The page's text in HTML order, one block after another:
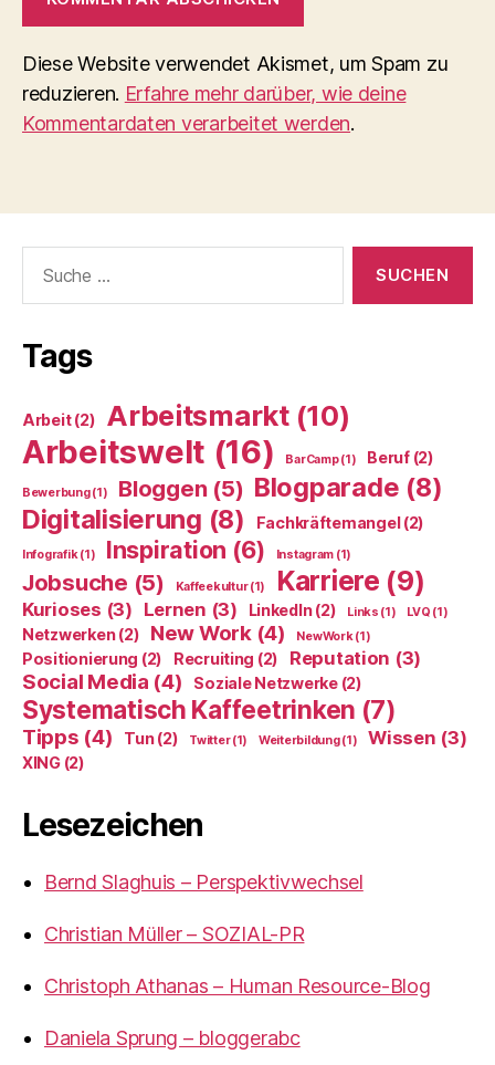
Diese Website verwendet Akismet, um Spam zu
reduzieren. Erfahre mehr darüber, wie deine
Kommentardaten verarbeitet werden.
nach:
Tags
Arbeit(2) Arbeitsmarkt(10)
Arbeitswelt (16) BarCamp(1) Beruf(2)
Bewerbung(1) Bloggen(5) Blogparade (8)
Digitalisierung (8) Fachkräftemangel(2)
Infografik(1) Inspiration (6) Instagram (1)
Jobsuche (5) Kaffeekultur(1) Karriere (9)
Kurioses (3) Lernen (3) LinkedIn(2) Links (1) LVQ (1)
Netzwerken(2) New Work(4) NewWork(1)
Positionierung (2) Recruiting (2) Reputation (3)
Social Media (4) Soziale Netzwerke(2)
Systematisch Kaffeetrinken (7)
Tipps (4) Tun(2) Twitter(1) Weiterbildung(1) Wissen (3)
XING(2)
Lesezeichen
Bernd Slaghuis – Perspektivwechsel
Christian Müller – SOZIAL-PR
Christoph Athanas – Human Resource-Blog
Daniela Sprung – bloggerabc